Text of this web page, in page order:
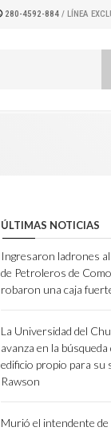
280-4592-884 / LÍNEA
ÚLTIMAS NOTICIAS
Ingresaron ladrones
de Petroleros de
robaron una caja
La Universidad del
avanza en la búsqueda
edificio propio para su
Rawson
Murió el intendente de